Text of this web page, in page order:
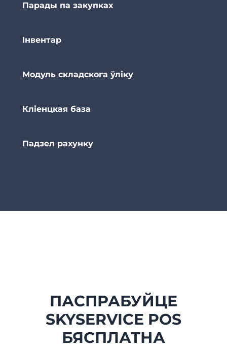
Парады па закупках
Інвентар
Модуль складскога ўліку
Кліенцкая база
Падзел рахунку
ПАСПРАБУЙЦЕ
SKYSERVICE POS
БЯСПЛАТНА